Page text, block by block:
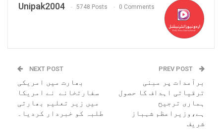
Unipak2004 5748 Posts 0 Comments
برآمدات پر مبنی
ترقیاتی اہداف کا حصول
ہماری ترجیح
ہے،وزیراعظم شہباز
شریف
NEXT POST
بھارت میں امریکی
سفارتخانے نے امریکا
میں زیر تعلیم بھارتی
طلبہ کو خبردار کردیا۔